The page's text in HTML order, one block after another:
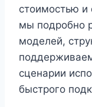
стоимостью и
мы подробно
моделей,
сценарии
быстрого